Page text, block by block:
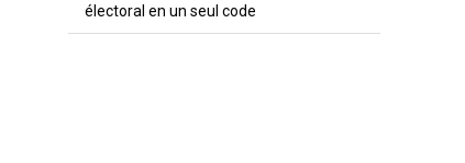
électoral en un seul code